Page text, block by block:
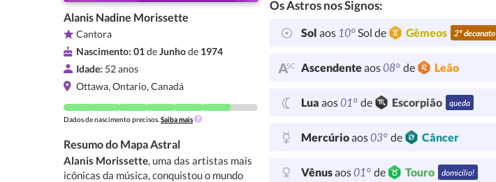
Alanis Nadine Morissette
Cantora
Nascimento: 01deJunhode 1974
Idade: 52 anos
Ottawa, Ontario, Canadá
Dados de nascimento precisos. Saiba mais
Resumo do Mapa Astral
Alanis Morissette, uma das artistas mais
icônicas da música, conquistou o mundo
Os Astros nos Signos:
Sol aos 10°Sol de Gêmeos 2º decanato
Ascendenteaos08° de Leão
Lua aos01° de Escorpião queda
Mercúrioaos03° de Câncer
Vênusaos01° de Touro domicílio!